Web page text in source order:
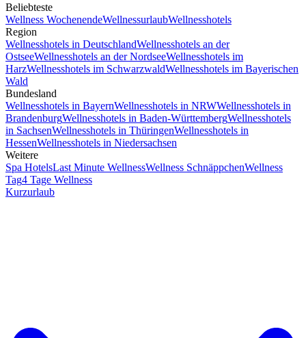
Beliebteste
Wellness WochenendeWellnessurlaubWellnesshotels
Region
Wellnesshotels in DeutschlandWellnesshotels an der
OstseeWellnesshotels an der NordseeWellnesshotels im
HarzWellnesshotels im SchwarzwaldWellnesshotels im Bayerischen
Wald
Bundesland
Wellnesshotels in BayernWellnesshotels in NRWWellnesshotels in
BrandenburgWellnesshotels in Baden-WürttembergWellnesshotels
in SachsenWellnesshotels in ThüringenWellnesshotels in
HessenWellnesshotels in Niedersachsen
Weitere
Spa HotelsLast Minute WellnessWellness SchnäppchenWellness
Tag4 Tage Wellness
Kurzurlaub